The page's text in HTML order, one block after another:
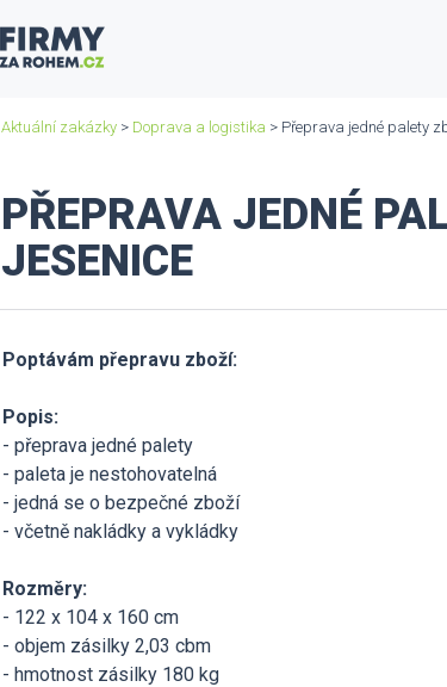
Aktuální zakázky > Doprava a logistika > Přeprava jedné palety
PŘEPRAVA JEDNÉ
JESENICE
Poptávám přepravu zboží:
Popis:
- přeprava jedné palety
- paleta je nestohovatelná
- jedná se o bezpečné zboží
- včetně nakládky a vykládky
Rozměry:
- 122 x 104 x 160 cm
- objem zásilky 2,03 cbm
- hmotnost zásilky 180 kg